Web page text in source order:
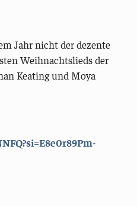
Jahr nicht der dezente
Weihnachtslieds der
Keating und Moya